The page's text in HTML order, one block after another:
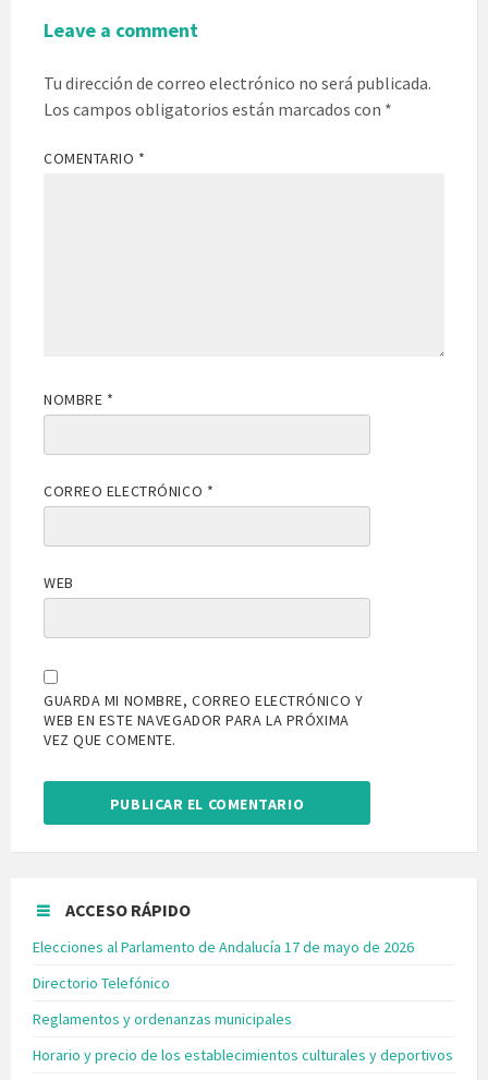
Leave a comment
Tu dirección de correo electrónico no será publicada.
Los campos obligatorios están marcados con *
COMENTARIO *
NOMBRE *
CORREO ELECTRÓNICO *
WEB
GUARDA MI NOMBRE, CORREO ELECTRÓNICO Y
WEB EN ESTE NAVEGADOR PARA LA PRÓXIMA
VEZ QUE COMENTE.
ACCESO RÁPIDO
Elecciones al Parlamento de Andalucía 17 de mayo de 2026
Directorio Telefónico
Reglamentos y ordenanzas municipales
Horario y precio de los establecimientos culturales y deportivos